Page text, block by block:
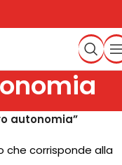
autonomia”
corrisponde alla